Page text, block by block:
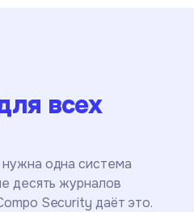
всех
одна система
десять журналов
Security даёт это.